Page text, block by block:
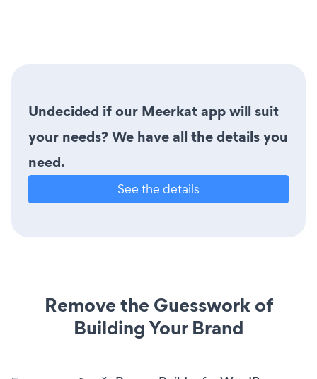
Undecided if our Meerkat app will suit
your needs? We have all the details you
need.
See the details
Remove the Guesswork of
Building Your Brand